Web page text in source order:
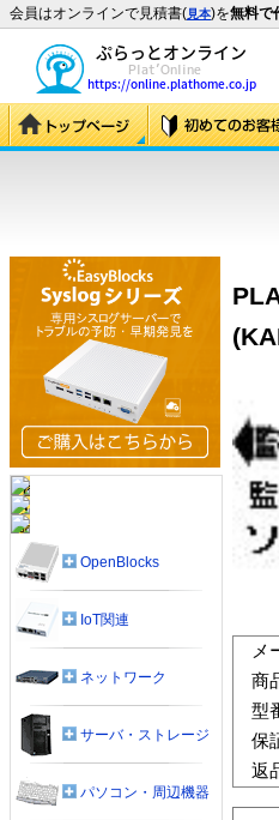
会員はオンラインで見積書(見本)を無料で
メ
商
型
保
返
OpenBlocks
IoT関連
ネットワーク
サーバ・ストレージ
パソコン・周辺機器